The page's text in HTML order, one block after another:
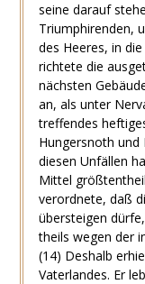
seine darauf
Triumphirenden,
des Heeres, in
richtete die
nächsten
an, als unter
treffendes
Hungersnoth und
diesen Unfällen
Mittel
verordnete, daß
übersteigen
theils wegen der
(14) Deshalb
Vaterlandes. Er